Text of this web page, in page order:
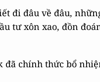
đi đâu về đâu,
tư xôn xao, đồn
đã chính thức bổ